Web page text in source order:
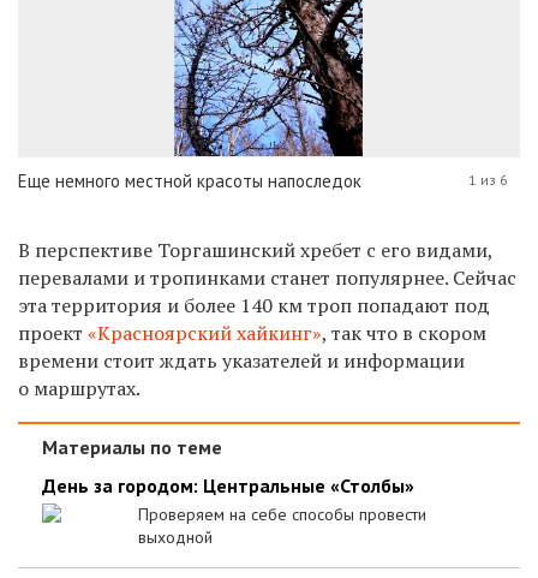
Еще немного местной красоты напоследок 1 из 6
В перспективе Торгашинский хребет с его видами,
перевалами и тропинками станет популярнее. Сейчас
эта территория и более 140 км троп попадают под
проект «Красноярский хайкинг», так что в скором
времени стоит ждать указателей и информации
о маршрутах.
Материалы по теме
День за городом: Центральные «Столбы»
Проверяем на себе способы провести
выходной